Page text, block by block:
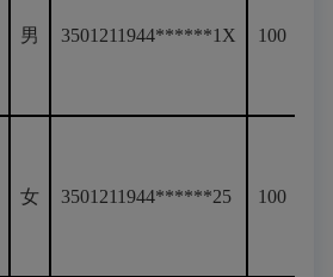
男 3501211944******1X 100
女 3501211944******25 100